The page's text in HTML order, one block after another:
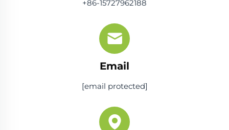
+86-15727962188
Email
[email protected]